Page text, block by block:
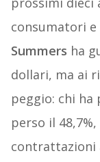
consumatori e
Summers ha
dollari, ma ai
peggio: chi ha
perso il
contrattazioni